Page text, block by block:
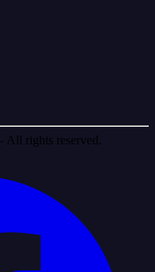
- All rights reserved.